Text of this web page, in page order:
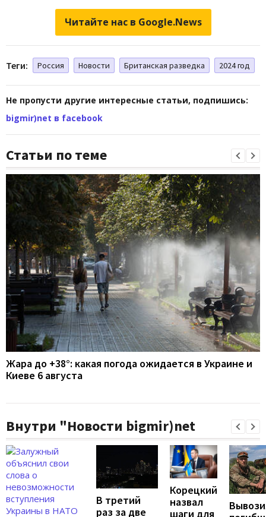
Читайте нас в Google.News
Теги: Россия Новости Британская разведка 2024 год
Не пропусти другие интересные статьи, подпишись:
bigmir)net в facebook
Статьи по теме
Жара до +38°: какая погода ожидается в Украине и
Киеве 6 августа
Внутри "Новости bigmir)net
В третий
раз за две
Корецкий
назвал
шаги для